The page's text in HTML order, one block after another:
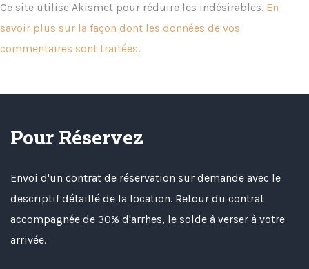
Ce site utilise Akismet pour réduire les indésirables. En
savoir plus sur la façon dont les données de vos
commentaires sont traitées.
Pour Réservez
Envoi d'un contrat de réservation sur demande avec le
descriptif détaillé de la location. Retour du contrat
accompagnée de 30% d'arrhes, le solde à verser à votre
arrivée.